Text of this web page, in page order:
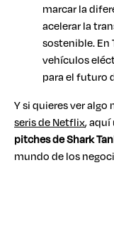
marcar la
acelerar la
sostenible. En
vehículos
para el futuro
Y si quieres ver algo
seris de Netflix,
pitches de Shark
mundo de los